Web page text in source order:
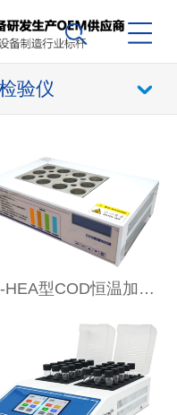
验仪
JD-HEA型COD恒温加热器（升级款）